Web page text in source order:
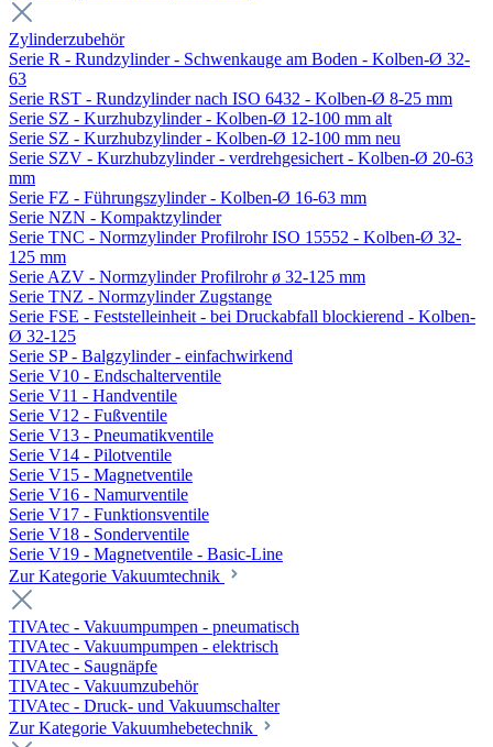
Zylinderzubehör
Serie R - Rundzylinder - Schwenkauge am Boden - Kolben-Ø 32-
63
Serie RST - Rundzylinder nach ISO 6432 - Kolben-Ø 8-25 mm
Serie SZ - Kurzhubzylinder - Kolben-Ø 12-100 mm alt
Serie SZ - Kurzhubzylinder - Kolben-Ø 12-100 mm neu
Serie SZV - Kurzhubzylinder - verdrehgesichert - Kolben-Ø 20-63
mm
Serie FZ - Führungszylinder - Kolben-Ø 16-63 mm
Serie NZN - Kompaktzylinder
Serie TNC - Normzylinder Profilrohr ISO 15552 - Kolben-Ø 32-
125 mm
Serie AZV - Normzylinder Profilrohr ø 32-125 mm
Serie TNZ - Normzylinder Zugstange
Serie FSE - Feststelleinheit - bei Druckabfall blockierend - Kolben-
Ø 32-125
Serie SP - Balgzylinder - einfachwirkend
Serie V10 - Endschalterventile
Serie V11 - Handventile
Serie V12 - Fußventile
Serie V13 - Pneumatikventile
Serie V14 - Pilotventile
Serie V15 - Magnetventile
Serie V16 - Namurventile
Serie V17 - Funktionsventile
Serie V18 - Sonderventile
Serie V19 - Magnetventile - Basic-Line
Zur Kategorie Vakuumtechnik
TIVAtec - Vakuumpumpen - pneumatisch
TIVAtec - Vakuumpumpen - elektrisch
TIVAtec - Saugnäpfe
TIVAtec - Vakuumzubehör
TIVAtec - Druck- und Vakuumschalter
Zur Kategorie Vakuumhebetechnik